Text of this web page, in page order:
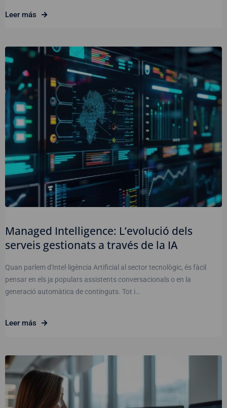
Leer más
Managed Intelligence: L’evolució dels
serveis gestionats a través de la IA
Quan parlem d'Intel·ligència Artificial al sector tecnològic, és fàcil
pensar en els ja populars assistents conversacionals o en la
generació automàtica de continguts. Tot i…
Leer más